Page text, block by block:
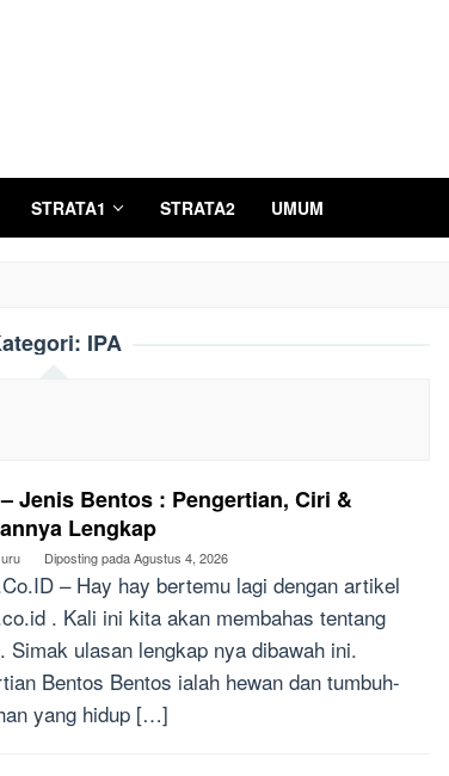
STRATA1 STRATA2 UMUM
IPA
Jenis Bentos : Pengertian, Ciri &
Lengkap
Diposting padaAgustus 4, 2026
– Hay hay bertemu lagi dengan artikel
. Kali ini kita akan membahas tentang
Simak ulasan lengkap nya dibawah ini.
Bentos Bentos ialah hewan dan tumbuh-
yang hidup […]